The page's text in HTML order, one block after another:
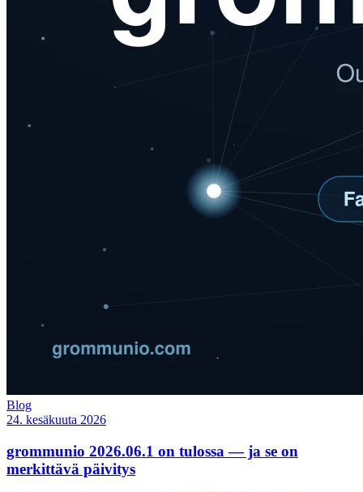
Blog
24. kesäkuuta 2026
grommunio 2026.06.1 on tulossa — ja se on
merkittävä päivitys